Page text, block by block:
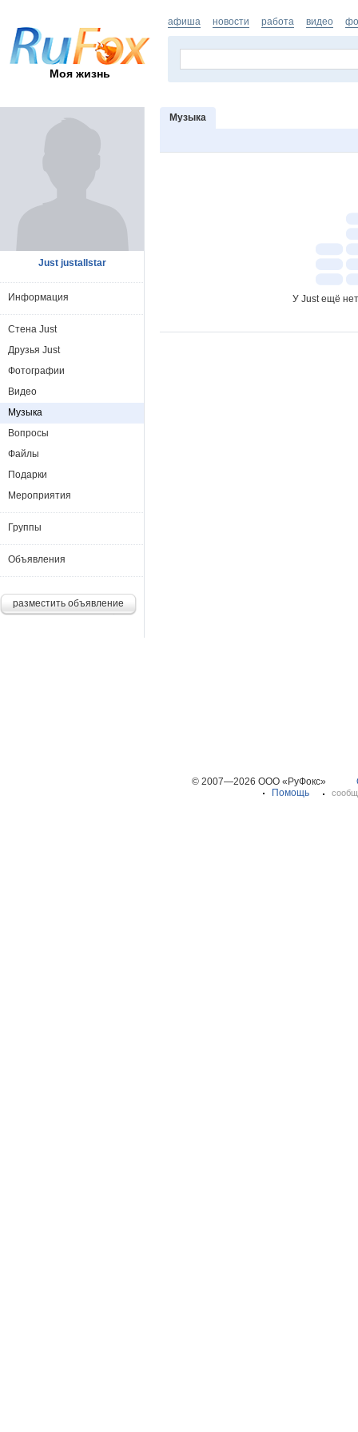
Моя жизнь
афиша новости работа видео
Музыка
У Just ещё
Just justallstar
Информация
Стена Just
Друзья Just
Фотографии
Видео
Музыка
Вопросы
Файлы
Подарки
Мероприятия
Группы
Объявления
разместить объявление
© 2007—2026 ООО «РуФокс»
Помощь